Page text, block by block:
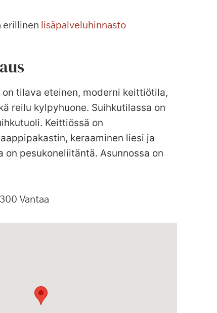
erillinen lisäpalveluhinnasto
on tilava eteinen, moderni keittiötila,
reilu kylpyhuone. Suihkutilassa on
Keittiössä on
keraaminen liesi ja
on pesukoneliitäntä. Asunnossa on
Vantaa